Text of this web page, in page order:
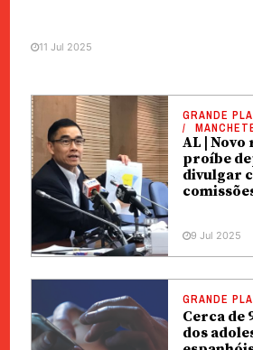
11 Jul 2025
GRANDE
AL |
proíbe
divulgar
9 Jul 2025
GRANDE
Cerca de
dos